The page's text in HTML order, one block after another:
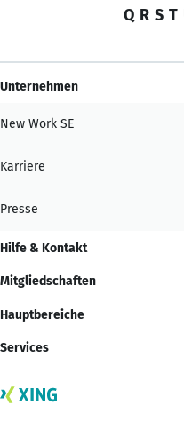
Q R S T
Unternehmen
New Work SE
Karriere
Presse
Hilfe & Kontakt
Mitgliedschaften
Hauptbereiche
Services